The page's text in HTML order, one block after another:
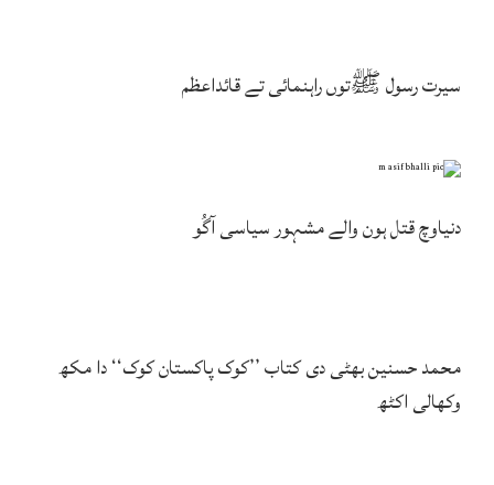
سیرت رسول ﷺتوں راہنمائی تے قائداعظم
دنیاوچ قتل ہون والے مشہور سیاسی آگُو
محمد حسنین بھٹی دی کتاب ’’کوک پاکستان کوک‘‘ دا مکھ
وکھالی اکٹھ